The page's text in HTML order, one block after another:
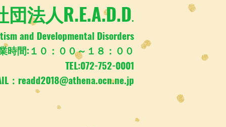
法人R.E.A.D.D.
and Developmental Disorders
時間:１０：００～１８：００
TEL:072-752-0001
： readd2018@athena.ocn.ne.jp